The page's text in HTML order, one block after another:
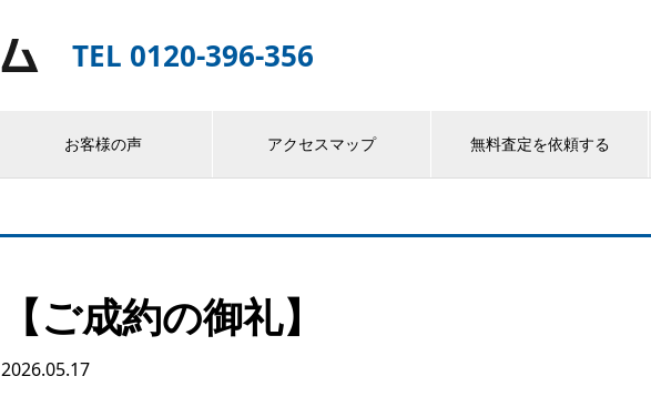
TEL 0120-396-356
お客様の声 アクセスマップ 無料査定を依頼する
【ご成約の御礼】
2026.05.17